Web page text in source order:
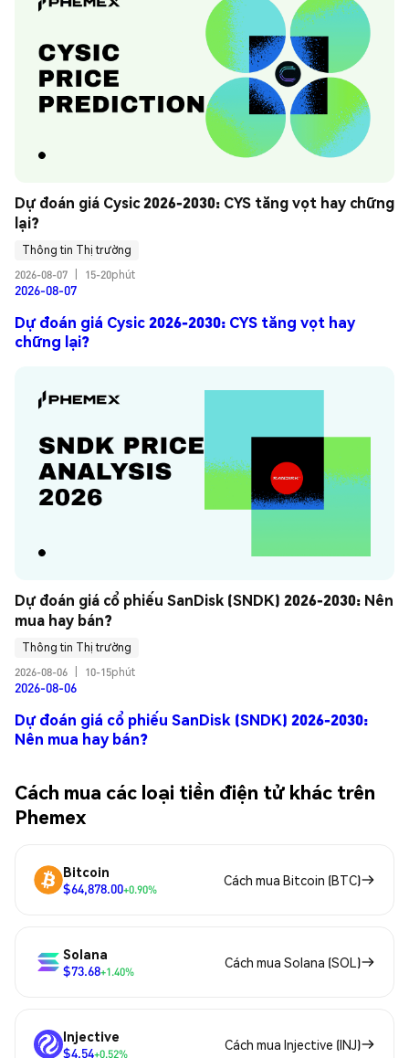
Dự đoán giá Cysic 2026-2030: CYS tăng vọt hay chững
lại?
Thông tin Thị trường
2026-08-07
15-20phút
2026-08-07
Dự đoán giá Cysic 2026-2030: CYS tăng vọt hay
chững lại?
Dự đoán giá cổ phiếu SanDisk (SNDK) 2026-2030: Nên
mua hay bán?
Thông tin Thị trường
2026-08-06
10-15phút
2026-08-06
Dự đoán giá cổ phiếu SanDisk (SNDK) 2026-2030:
Nên mua hay bán?
Cách mua các loại tiền điện tử khác trên
Phemex
Bitcoin
$64,878.00+0.90%
Cách mua Bitcoin (BTC)
Solana
$73.68+1.40%
Cách mua Solana (SOL)
Injective
$4.54+0.52%
Cách mua Injective (INJ)